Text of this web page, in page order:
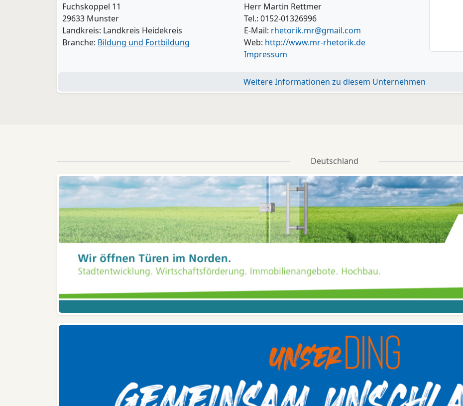
Fuchskoppel 11
29633 Munster
Landkreis: Landkreis Heidekreis
Branche: Bildung und Fortbildung
Herr Martin Rettmer
Tel.: 0152-01326996
E-Mail: rhetorik.mr@gmail.com
Web: http://www.mr-rhetorik.de
Impressum
Weitere Informationen zu diesem Unternehmen
Deutschland